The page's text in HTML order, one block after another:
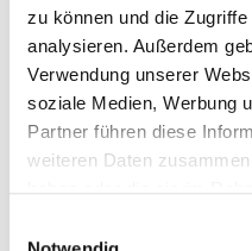
zu können und die
analysieren. Außerdem
Verwendung unserer
soziale Medien, Werbung
Partner führen diese
weiteren Daten
Visualisieren der
Gemeinsam mit den
Interim Manager die
Produktion. Die aktuellen
nun täglich aus dem